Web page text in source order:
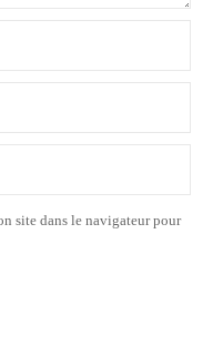
site dans le navigateur pour